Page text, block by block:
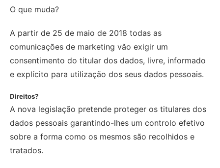
O que muda?
A partir de 25 de maio de 2018 todas as
comunicações de marketing vão exigir um
consentimento do titular dos dados, livre, informado
e explícito para utilização dos seus dados pessoais.
Direitos?
A nova legislação pretende proteger os titulares dos
dados pessoais garantindo-lhes um controlo efetivo
sobre a forma como os mesmos são recolhidos e
tratados.